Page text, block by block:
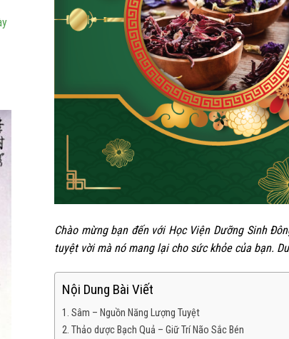
Th3
Chào mừng bạn đến với Học Viện Dưỡng Sinh
tuyệt vời mà nó mang lại cho sức khỏe của bạn.
Nội Dung Bài Viết
Sâm – Nguồn Năng Lượng Tuyệt
Thảo dược Bạch Quả – Giữ Trí Não Sắc Bén